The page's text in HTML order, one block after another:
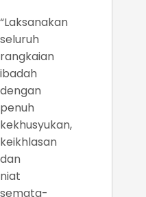
“Laksanakan
seluruh
rangkaian
ibadah
dengan
penuh
kekhusyukan,
keikhlasan
dan
niat
semata-